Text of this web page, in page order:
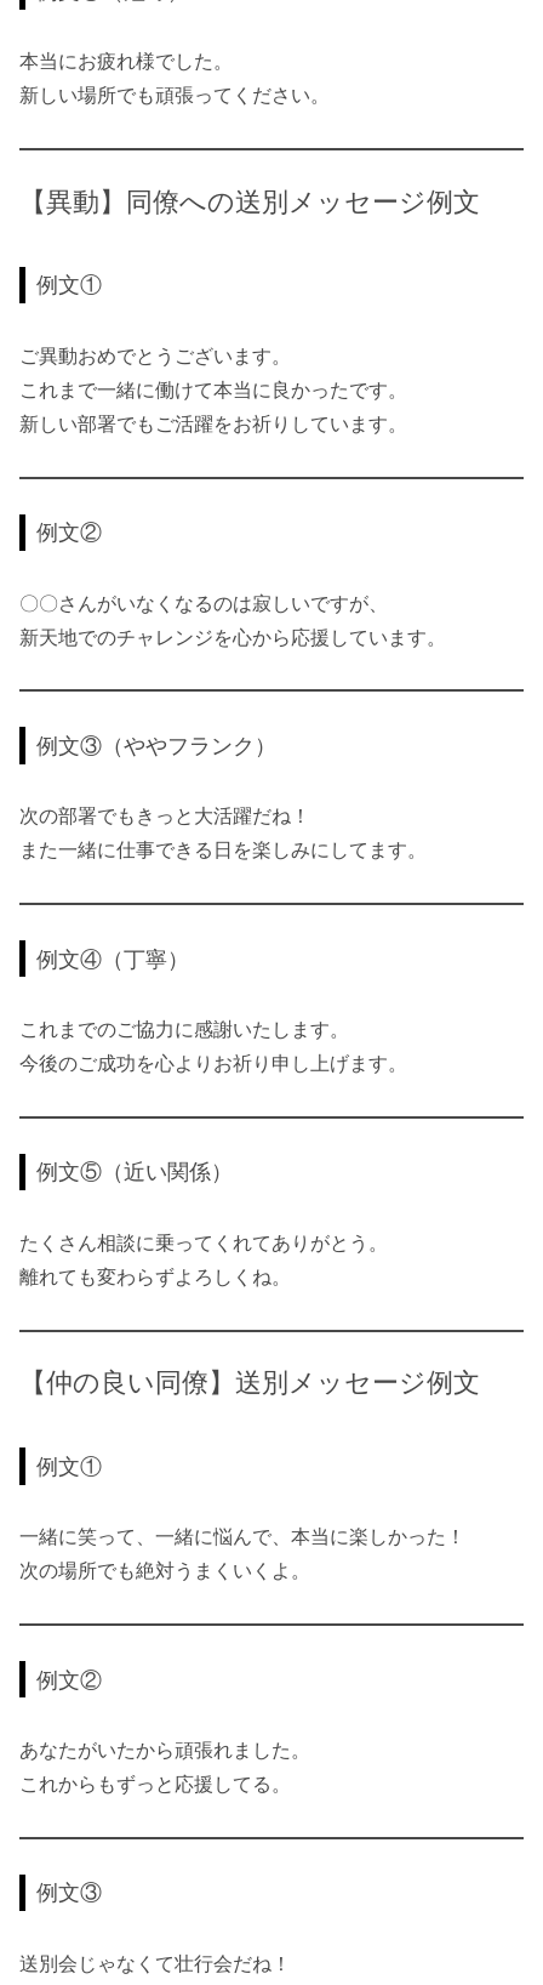
本当にお疲れ様でした。
新しい場所でも頑張ってください。
【異動】同僚への送別メッセージ例文
例文①
ご異動おめでとうございます。
これまで一緒に働けて本当に良かったです。
新しい部署でもご活躍をお祈りしています。
例文②
〇〇さんがいなくなるのは寂しいですが、
新天地でのチャレンジを心から応援しています。
例文③（ややフランク）
次の部署でもきっと大活躍だね！
また一緒に仕事できる日を楽しみにしてます。
例文④（丁寧）
これまでのご協力に感謝いたします。
今後のご成功を心よりお祈り申し上げます。
例文⑤（近い関係）
たくさん相談に乗ってくれてありがとう。
離れても変わらずよろしくね。
【仲の良い同僚】送別メッセージ例文
例文①
一緒に笑って、一緒に悩んで、本当に楽しかった！
次の場所でも絶対うまくいくよ。
例文②
あなたがいたから頑張れました。
これからもずっと応援してる。
例文③
送別会じゃなくて壮行会だね！